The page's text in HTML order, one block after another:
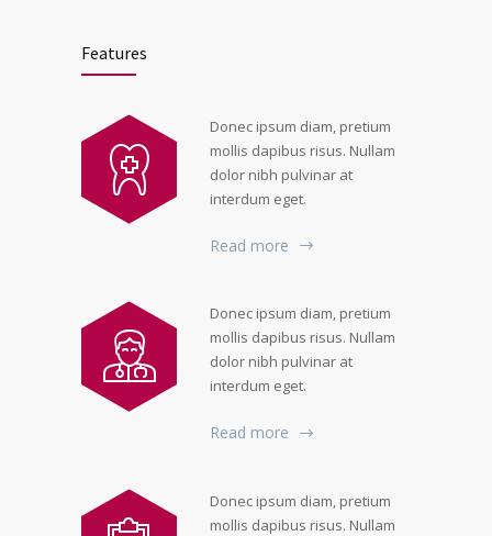
Features
Donec ipsum diam, pretium
mollis dapibus risus. Nullam
dolor nibh pulvinar at
interdum eget.
Read more
Donec ipsum diam, pretium
mollis dapibus risus. Nullam
dolor nibh pulvinar at
interdum eget.
Read more
Donec ipsum diam, pretium
mollis dapibus risus. Nullam